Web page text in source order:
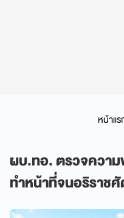
หน้าแร
ผบ.ทอ. ตรวจควา
ทำหน้าที่จนอริราช